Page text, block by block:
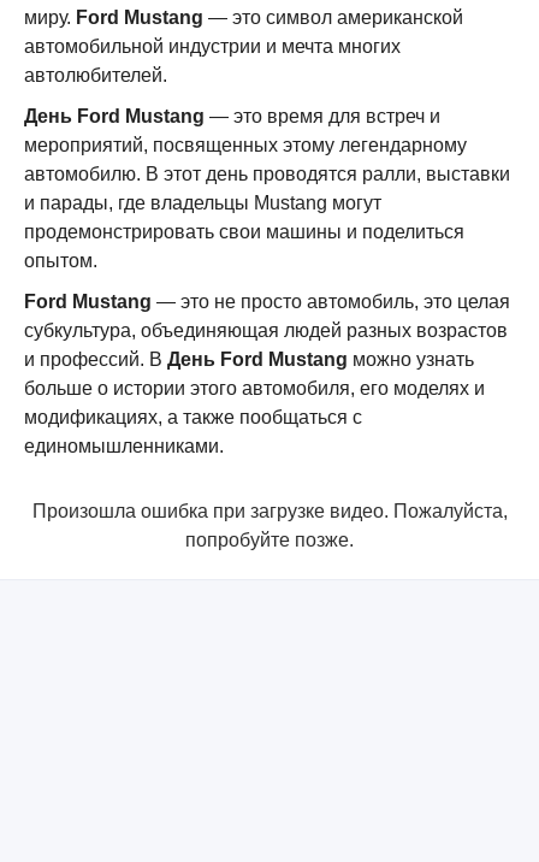
миру. Ford Mustang — это символ американской
автомобильной индустрии и мечта многих
автолюбителей.
День Ford Mustang — это время для встреч и
мероприятий, посвященных этому легендарному
автомобилю. В этот день проводятся ралли, выставки
и парады, где владельцы Mustang могут
продемонстрировать свои машины и поделиться
опытом.
Ford Mustang — это не просто автомобиль, это целая
субкультура, объединяющая людей разных возрастов
и профессий. В День Ford Mustang можно узнать
больше о истории этого автомобиля, его моделях и
модификациях, а также пообщаться с
единомышленниками.
Произошла ошибка при загрузке видео. Пожалуйста,
попробуйте позже.